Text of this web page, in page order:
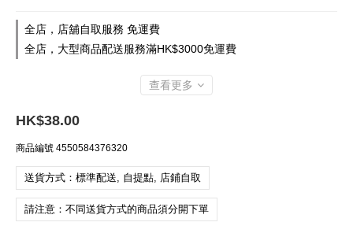
全店，店舖自取服務 免運費
全店，大型商品配送服務滿HK$3000免運費
查看更多
HK$38.00
商品編號 4550584376320
送貨方式：標準配送, 自提點, 店鋪自取
請注意：不同送貨方式的商品須分開下單